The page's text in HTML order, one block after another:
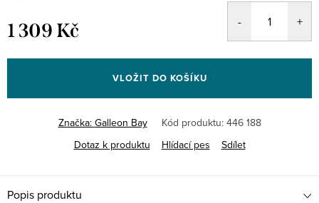
1 309 Kč
cena:
VLOŽIT DO KOŠÍKU
Značka: Galleon Bay Kód produktu: 446 188
Dotaz k produktu
Hlídací pes Sdílet
Popis produktu